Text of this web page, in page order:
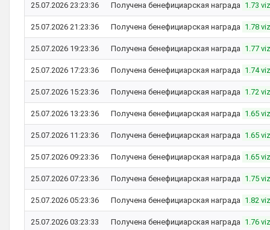
25.07.2026 23:23:36 Получена бенефициарская награда 1.73 viz
25.07.2026 21:23:36 Получена бенефициарская награда 1.78 viz
25.07.2026 19:23:36 Получена бенефициарская награда 1.77 viz
25.07.2026 17:23:36 Получена бенефициарская награда 1.74 viz
25.07.2026 15:23:36 Получена бенефициарская награда 1.72 viz
25.07.2026 13:23:36 Получена бенефициарская награда 1.65 viz
25.07.2026 11:23:36 Получена бенефициарская награда 1.65 viz
25.07.2026 09:23:36 Получена бенефициарская награда 1.65 viz
25.07.2026 07:23:36 Получена бенефициарская награда 1.75 viz
25.07.2026 05:23:36 Получена бенефициарская награда 1.82 viz
25.07.2026 03:23:33 Получена бенефициарская награда 1.76 viz